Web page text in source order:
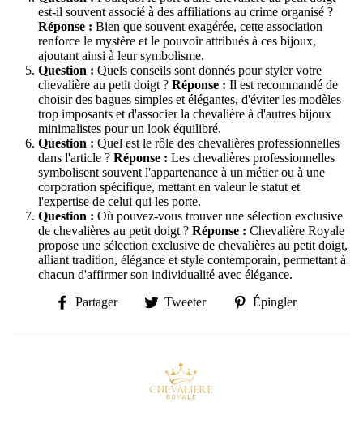
est-il souvent associé à des affiliations au crime organisé ?
Réponse : Bien que souvent exagérée, cette association
renforce le mystère et le pouvoir attribués à ces bijoux,
ajoutant ainsi à leur symbolisme.
Question : Quels conseils sont donnés pour styler votre
chevalière au petit doigt ? Réponse : Il est recommandé de
choisir des bagues simples et élégantes, d'éviter les modèles
trop imposants et d'associer la chevalière à d'autres bijoux
minimalistes pour un look équilibré.
Question : Quel est le rôle des chevalières professionnelles
dans l'article ? Réponse : Les chevalières professionnelles
symbolisent souvent l'appartenance à un métier ou à une
corporation spécifique, mettant en valeur le statut et
l'expertise de celui qui les porte.
Question : Où pouvez-vous trouver une sélection exclusive
de chevalières au petit doigt ? Réponse : Chevalière Royale
propose une sélection exclusive de chevalières au petit doigt,
alliant tradition, élégance et style contemporain, permettant à
chacun d'affirmer son individualité avec élégance.
Partager
PartagerTweeter
TweeterÉpingler